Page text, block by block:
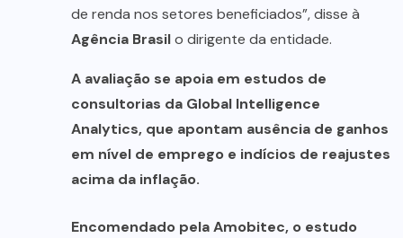
de renda nos setores beneficiados”, disse à
Agência Brasilo dirigente da entidade.
A avaliação se apoia em estudos de
consultorias da Global Intelligence
Analytics, que apontam ausência de ganhos
em nível de emprego e indícios de reajustes
acima da inflação.
Encomendado pela Amobitec, o estudo